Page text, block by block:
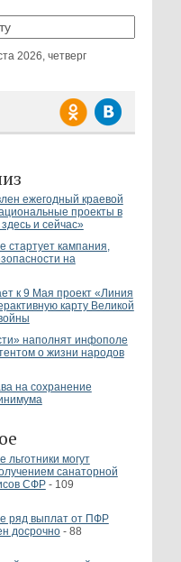
2026, четверг
ежегодный краевой
проекты в
и сейчас»
стартует кампания,
на
к 9 Мая проект «Линия
карту Великой
наполнят инфополе
о жизни народов
на сохранение
льготники могут
санаторной
СФР- 109
ряд выплат от ПФР
досрочно- 88